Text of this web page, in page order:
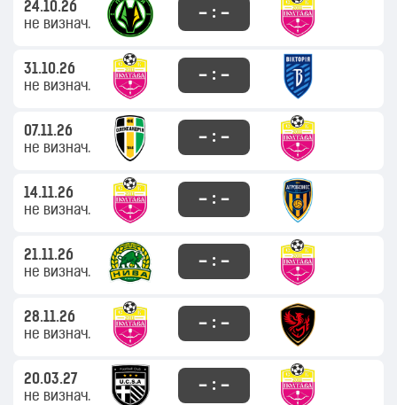
24.10.26
не визнач.
– : –
31.10.26
не визнач.
– : –
07.11.26
не визнач.
– : –
14.11.26
не визнач.
– : –
21.11.26
не визнач.
– : –
28.11.26
не визнач.
– : –
20.03.27
не визнач.
– : –